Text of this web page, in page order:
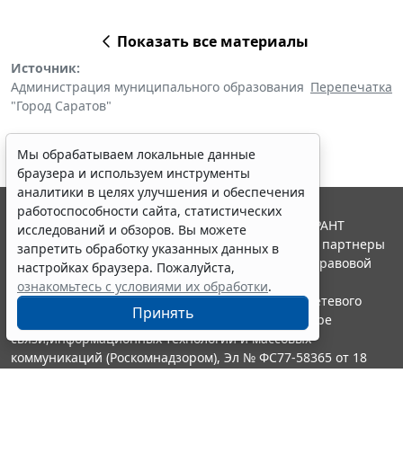
Показать все материалы
Источник:
Администрация муниципального образования
"Город Саратов"
Перепечатка
Мы обрабатываем локальные данные
браузера и используем инструменты
аналитики в целях улучшения и обеспечения
работоспособности сайта, статистических
исследований и обзоров. Вы можете
запретить обработку указанных данных в
настройках браузера. Пожалуйста,
ознакомьтесь с условиями их обработки.
Принять
© ООО "НПП "ГАРАНТ-СЕРВИС", 2026. Система ГАРАНТ
выпускается с 1990 года. Компания "Гарант" и ее партнеры
являются участниками Российской ассоциации правовой
информации ГАРАНТ.
Портал ГАРАНТ.РУ зарегистрирован в качестве сетевого
издания Федеральной службой по надзору в сфере
связи,информационных технологий и массовых
коммуникаций (Роскомнадзором), Эл № ФС77-58365 от 18